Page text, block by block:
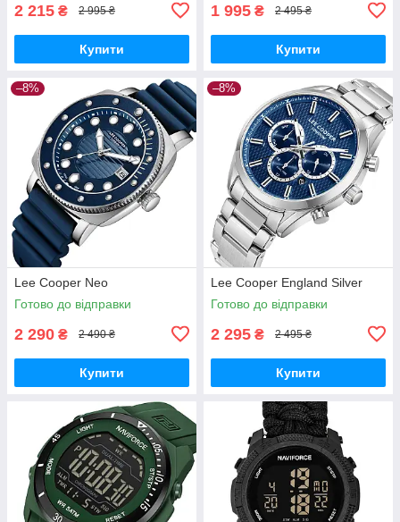
2 215 ₴ 2 995 ₴
Купити
1 995 ₴ 2 495 ₴
Купити
–8%
Lee Cooper Neo
Готово до відправки
2 290 ₴ 2 490 ₴
Купити
–8%
Lee Cooper England Silver
Готово до відправки
2 295 ₴ 2 495 ₴
Купити